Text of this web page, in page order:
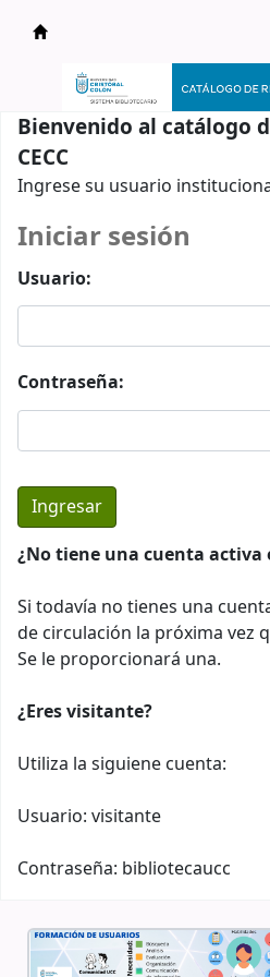
Catálogo en línea
Bienvenido al catálogo
CECC
Ingrese su usuario
Iniciar sesión
Usuario:
Contraseña:
¿No tiene una cuenta activa
Si todavía no tienes una
de circulación la próxima vez
Se le proporcionará una.
¿Eres visitante?
Utiliza la siguiene cuenta:
Usuario: visitante
Contraseña: bibliotecaucc